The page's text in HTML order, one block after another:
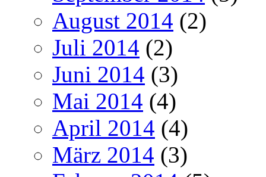
August 2014 (2)
Juli 2014 (2)
Juni 2014 (3)
Mai 2014 (4)
April 2014 (4)
März 2014 (3)